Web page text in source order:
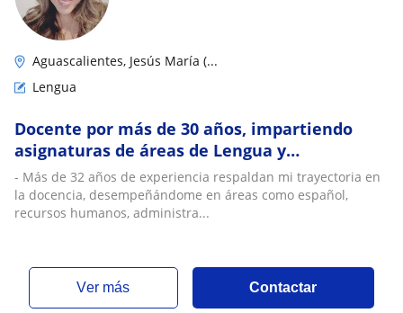
Aguascalientes, Jesús María (...
Lengua
Docente por más de 30 años, impartiendo
asignaturas de áreas de Lengua y
comunicación. Combino lo profesional con la
docencia
- Más de 32 años de experiencia respaldan mi trayectoria en
la docencia, desempeñándome en áreas como español,
recursos humanos, administra...
ver más Contactar